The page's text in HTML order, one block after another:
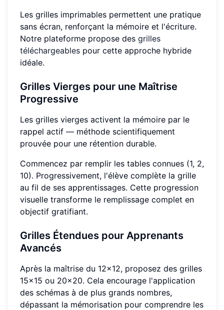
Les grilles imprimables permettent une pratique
sans écran, renforçant la mémoire et l'écriture.
Notre plateforme propose des grilles
téléchargeables pour cette approche hybride
idéale.
Grilles Vierges pour une Maîtrise
Progressive
Les grilles vierges activent la mémoire par le
rappel actif — méthode scientifiquement
prouvée pour une rétention durable.
Commencez par remplir les tables connues (1, 2,
10). Progressivement, l'élève complète la grille
au fil de ses apprentissages. Cette progression
visuelle transforme le remplissage complet en
objectif gratifiant.
Grilles Étendues pour Apprenants
Avancés
Après la maîtrise du 12x12, proposez des grilles
15x15 ou 20x20. Cela encourage l'application
des schémas à de plus grands nombres,
dépassant la mémorisation pour comprendre les